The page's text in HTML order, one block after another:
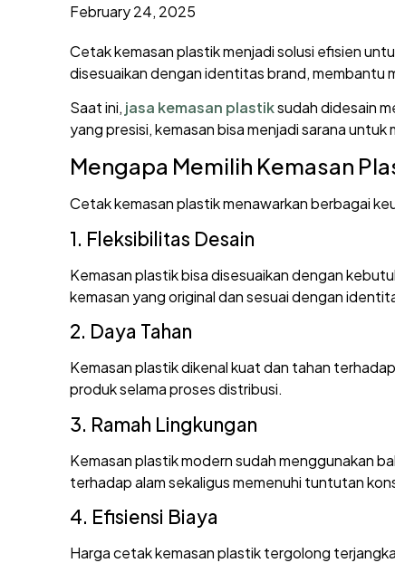
February 24, 2025
Cetak kemasan plastik menjadi solusi efisien
disesuaikan dengan identitas brand, membantu
Saat ini, jasa kemasan plastiksudah didesain
yang presisi, kemasan bisa menjadi sarana
Mengapa Memilih Kemasan
Cetak kemasan plastik menawarkan berbagai
1. Fleksibilitas Desain
Kemasan plastik bisa disesuaikan dengan
kemasan yang original dan sesuai dengan
2. Daya Tahan
Kemasan plastik dikenal kuat dan tahan
produk selama proses distribusi.
3. Ramah Lingkungan
Kemasan plastik modern sudah menggunakan
terhadap alam sekaligus memenuhi tuntutan
4. Efisiensi Biaya
Harga cetak kemasan plastik tergolong